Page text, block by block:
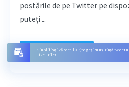
Simplificați-vă contul X. Ștergeți cu ușurință tweet-
like-urile!
postările de pe Twitter pe
puteți ...
Citește mai mult